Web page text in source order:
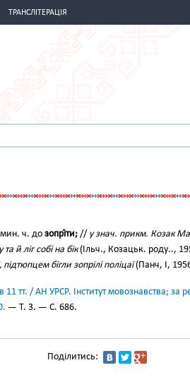
ТРАНСЛІТЕРАЦІЯ
мин. ч. дозопрі́ти; // у знач. прикм. Козак
й ліг собі на бік(Ільч., Козацьк. роду..,
бігли зопрілі поліцаї(Панч, І,
11 тт. / АН УРСР. Інститут мовознавства; за
— Т. 3. — С. 686.
Поділитись: